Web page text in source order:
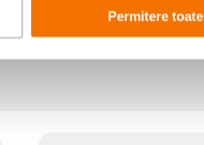
Permitere toate